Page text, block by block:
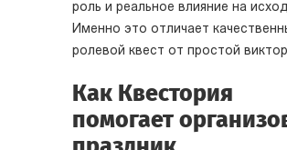
роль и реальное влияние на
Именно это отличает
ролевой квест от простой
Как Квестория
помогает